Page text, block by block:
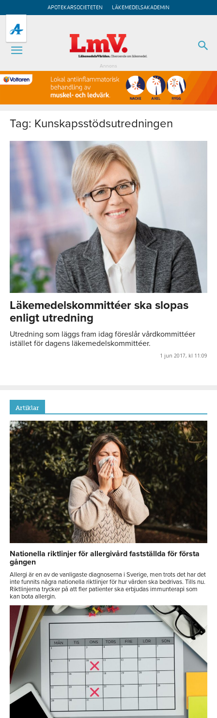
APOTEKARSOCIETETEN LÄKEMEDELSAKADEMIN
Annons
Tag: Kunskapsstödsutredningen
Läkemedelskommittéer ska slopas
enligt utredning
Utredning som läggs fram idag föreslår vårdkommittéer
istället för dagens läkemedelskommittéer.
1 jun 2017, kl 11:09
Artiklar
Nationella riktlinjer för allergivård fastställda för första
gången
Allergi är en av de vanligaste diagnoserna i Sverige, men trots det har det
inte funnits några nationella riktlinjer för hur vården ska bedrivas. Tills nu.
Riktlinjerna trycker på att fler patienter ska erbjudas immunterapi som
kan bota allergin.